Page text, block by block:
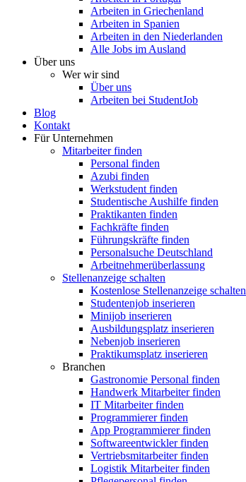
Arbeiten in Griechenland
Arbeiten in Spanien
Arbeiten in den Niederlanden
Alle Jobs im Ausland
Über uns
Wer wir sind
Über uns
Arbeiten bei StudentJob
Blog
Kontakt
Für Unternehmen
Mitarbeiter finden
Personal finden
Azubi finden
Werkstudent finden
Studentische Aushilfe finden
Praktikanten finden
Fachkräfte finden
Führungskräfte finden
Personalsuche Deutschland
Arbeitnehmerüberlassung
Stellenanzeige schalten
Kostenlose Stellenanzeige schalten
Studentenjob inserieren
Minijob inserieren
Ausbildungsplatz inserieren
Nebenjob inserieren
Praktikumsplatz inserieren
Branchen
Gastronomie Personal finden
Handwerk Mitarbeiter finden
IT Mitarbeiter finden
Programmierer finden
App Programmierer finden
Softwareentwickler finden
Vertriebsmitarbeiter finden
Logistik Mitarbeiter finden